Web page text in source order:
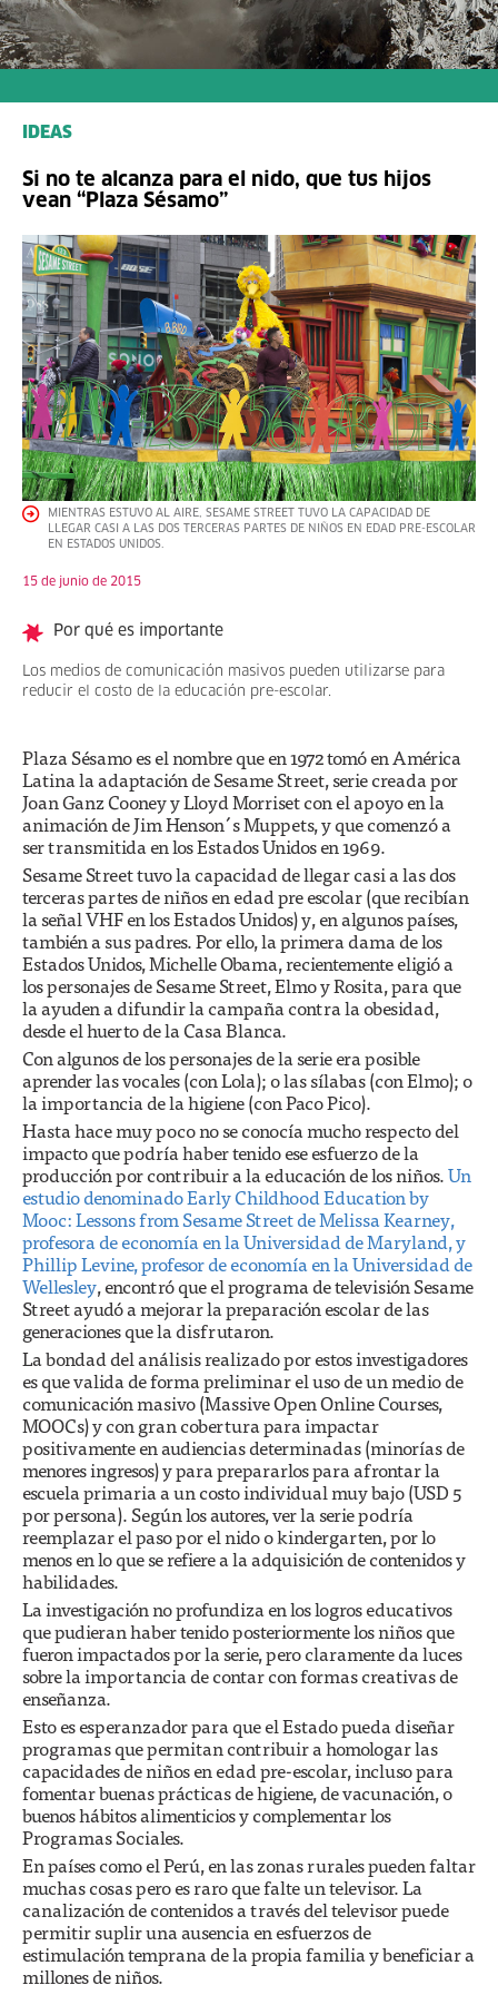
IDEAS
Si no te alcanza para el nido, que tus hijos
vean “Plaza Sésamo”
MIENTRAS ESTUVO AL AIRE, SESAME STREET TUVO LA CAPACIDAD DE
LLEGAR CASI A LAS DOS TERCERAS PARTES DE NIÑOS EN EDAD PRE-ESCOLAR
EN ESTADOS UNIDOS.
15 de junio de 2015
Por qué es importante
Los medios de comunicación masivos pueden utilizarse para
reducir el costo de la educación pre-escolar.
Plaza Sésamo es el nombre que en 1972 tomó en América
Latina la adaptación de Sesame Street, serie creada por
Joan Ganz Cooney y Lloyd Morriset con el apoyo en la
animación de Jim Henson´s Muppets, y que comenzó a
ser transmitida en los Estados Unidos en 1969.
Sesame Street tuvo la capacidad de llegar casi a las dos
terceras partes de niños en edad pre escolar (que recibían
la señal VHF en los Estados Unidos) y, en algunos países,
también a sus padres. Por ello, la primera dama de los
Estados Unidos, Michelle Obama, recientemente eligió a
los personajes de Sesame Street, Elmo y Rosita, para que
la ayuden a difundir la campaña contra la obesidad,
desde el huerto de la Casa Blanca.
Con algunos de los personajes de la serie era posible
aprender las vocales (con Lola); o las sílabas (con Elmo); o
la importancia de la higiene (con Paco Pico).
Hasta hace muy poco no se conocía mucho respecto del
impacto que podría haber tenido ese esfuerzo de la
producción por contribuir a la educación de los niños.Un
estudio denominado Early Childhood Education by
Mooc: Lessons from Sesame Street de Melissa Kearney,
profesora de economía en la Universidad de Maryland, y
Phillip Levine, profesor de economía en la Universidad de
Wellesley, encontró que el programa de televisión Sesame
Street ayudó a mejorar la preparación escolar de las
generaciones que la disfrutaron.
La bondad del análisis realizado por estos investigadores
es que valida de forma preliminar el uso de un medio de
comunicación masivo (Massive Open Online Courses,
MOOCs) y con gran cobertura para impactar
positivamente en audiencias determinadas (minorías de
menores ingresos) y para prepararlos para afrontar la
escuela primaria a un costo individual muy bajo (USD 5
por persona). Según los autores, ver la serie podría
reemplazar el paso por el nido o kindergarten, por lo
menos en lo que se refiere a la adquisición de contenidos y
habilidades.
La investigación no profundiza en los logros educativos
que pudieran haber tenido posteriormente los niños que
fueron impactados por la serie, pero claramente da luces
sobre la importancia de contar con formas creativas de
enseñanza.
Esto es esperanzador para que el Estado pueda diseñar
programas que permitan contribuir a homologar las
capacidades de niños en edad pre-escolar, incluso para
fomentar buenas prácticas de higiene, de vacunación, o
buenos hábitos alimenticios y complementar los
Programas Sociales.
En países como el Perú, en las zonas rurales pueden faltar
muchas cosas pero es raro que falte un televisor. La
canalización de contenidos a través del televisor puede
permitir suplir una ausencia en esfuerzos de
estimulación temprana de la propia familia y beneficiar a
millones de niños.